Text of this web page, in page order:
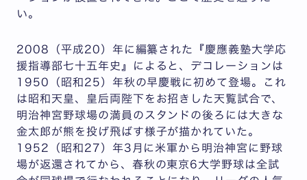
い。
2008（平成20）年に編纂された『慶應義塾大学応
援指導部七十五年史』によると、デコレーションは
1950（昭和25）年秋の早慶戦に初めて登場。これ
は昭和天皇、皇后両陛下をお招きした天覧試合で、
明治神宮野球場の満員のスタンドの後ろには大きな
金太郎が熊を投げ飛ばす様子が描かれていた。
1952（昭和27）年3月に米軍から明治神宮に野球
場が返還されてから、春秋の東京6大学野球は全試